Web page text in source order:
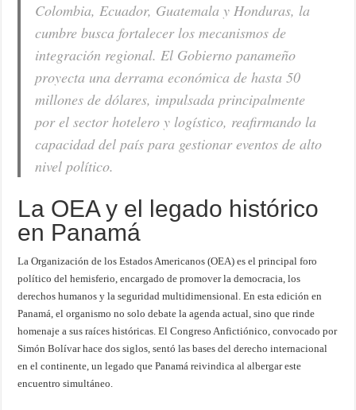
Colombia, Ecuador, Guatemala y Honduras, la
cumbre busca fortalecer los mecanismos de
integración regional. El Gobierno panameño
proyecta una derrama económica de hasta 50
millones de dólares, impulsada principalmente
por el sector hotelero y logístico, reafirmando la
capacidad del país para gestionar eventos de alto
nivel político.
La OEA y el legado histórico
en Panamá
La Organización de los Estados Americanos (OEA) es el principal foro
político del hemisferio, encargado de promover la democracia, los
derechos humanos y la seguridad multidimensional. En esta edición en
Panamá, el organismo no solo debate la agenda actual, sino que rinde
homenaje a sus raíces históricas. El Congreso Anfictiónico, convocado por
Simón Bolívar hace dos siglos, sentó las bases del derecho internacional
en el continente, un legado que Panamá reivindica al albergar este
encuentro simultáneo.